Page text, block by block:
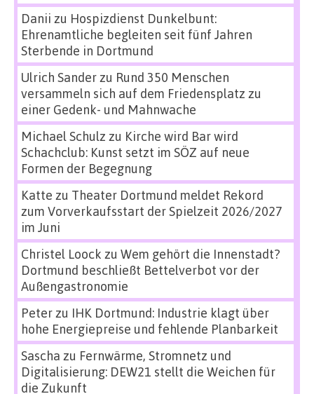
Danii zu Hospizdienst Dunkelbunt:
Ehrenamtliche begleiten seit fünf Jahren
Sterbende in Dortmund
Ulrich Sanderzu Rund 350 Menschen
versammeln sich auf dem Friedensplatz zu
einer Gedenk- und Mahnwache
Michael Schulz zu Kirche wird Bar wird
Schachclub: Kunst setzt im SÖZ auf neue
Formen der Begegnung
Katte zu Theater Dortmund meldet Rekord
zum Vorverkaufsstart der Spielzeit 2026/2027
im Juni
Christel Loock zu Wem gehört die Innenstadt?
Dortmund beschließt Bettelverbot vor der
Außengastronomie
Peterzu IHK Dortmund: Industrie klagt über
hohe Energiepreise und fehlende Planbarkeit
Sascha zu Fernwärme, Stromnetz und
Digitalisierung: DEW21 stellt die Weichen für
die Zukunft